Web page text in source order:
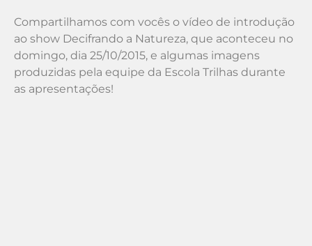
Compartilhamos com vocês o vídeo de introdução
ao show Decifrando a Natureza, que aconteceu no
domingo, dia 25/10/2015, e algumas imagens
produzidas pela equipe da Escola Trilhas durante
as apresentações!